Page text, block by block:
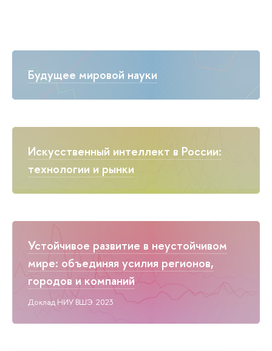
Будущее мировой науки
Искусственный интеллект в России:
технологии и рынки
Устойчивое развитие в неустойчивом
мире: объединяя усилия регионов,
городов и компаний
Доклад НИУ ВШЭ. 2023